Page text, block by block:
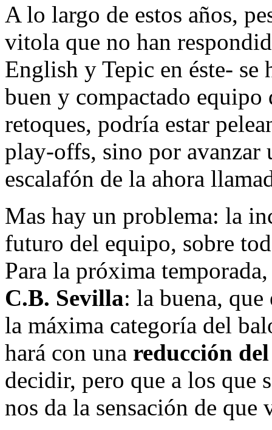
A lo largo de estos años,
vitola que no han
English y Tepic en éste-
buen y compactado
retoques, podría estar
play-offs, sino por avanzar
escalafón de la ahora
Mas hay un problema: la
futuro del equipo, sobre
Para la próxima
C.B. Sevilla: la buena,
la máxima categoría del
hará con una reducción
decidir, pero que a los que
nos da la sensación de que